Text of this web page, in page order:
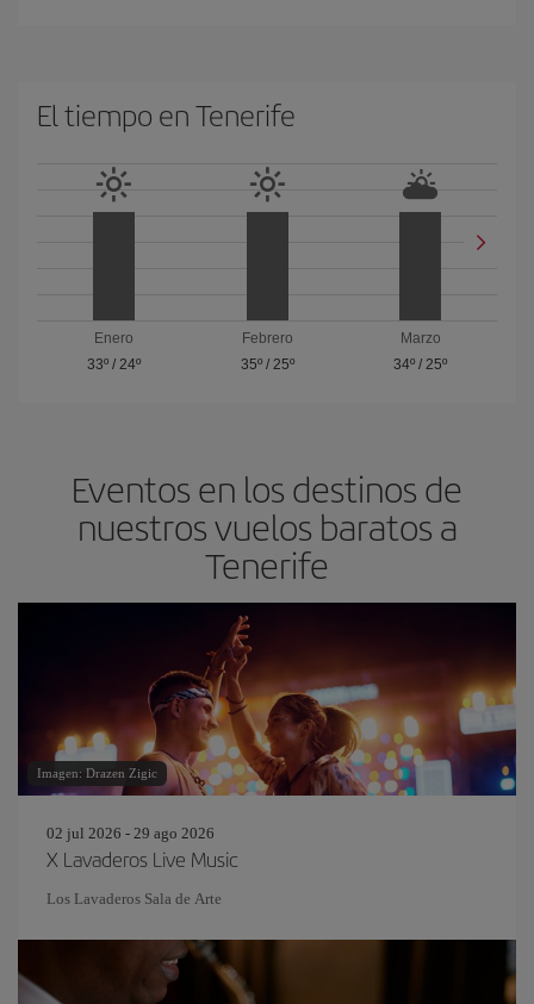
El tiempo en Tenerife
Enero
33º/ 24º
Febrero
35º/ 25º
Marzo
34º /25º
Eventos en los destinos de
nuestros vuelos baratos a
Tenerife
Imagen: Drazen Zigic
02 jul 2026 - 29 ago 2026
X Lavaderos Live Music
Los Lavaderos Sala de Arte